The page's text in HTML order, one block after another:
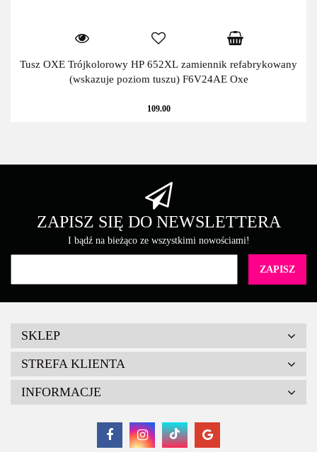
Tusz OXE Trójkolorowy HP 652XL zamiennik refabrykowany
(wskazuje poziom tuszu) F6V24AE Oxe
109.00
ZAPISZ SIĘ DO NEWSLETTERA
I bądź na bieżąco ze wszystkimi nowościami!
SKLEP
STREFA KLIENTA
INFORMACJE